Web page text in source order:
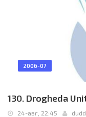
2006-07
130. Drogheda
24-авг, 22:45 dudd